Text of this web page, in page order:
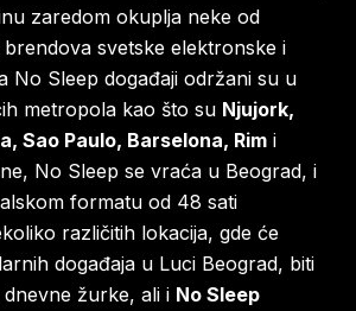
zaredom okuplja neke od
svetske elektronske i
No Sleep događaji održani su u
metropola kao što su Njujork,
Sao Paulo, Barselona, Rimi
No Sleep se vraća u Beograd, i
formatu od 48 sati
različitih lokacija, gde će
događaja u Luci Beograd, biti
žurke, ali i No Sleep